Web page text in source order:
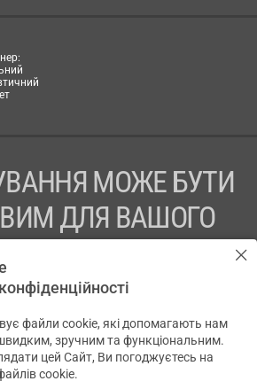
МОЖЕ БУТИ
ДЛЯ ВАШОГО
ПРЕПАРАТУ ПРОКОНСУЛЬТУЙТЕСЬ
Код ЄДРПОУ 43631965.
від відповідальності
файли cookie, які допомагають нам
зручним та функціональним.
цей Сайт, Ви погоджуєтесь на
cookie.
✕